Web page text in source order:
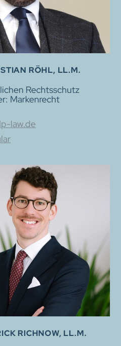
RÖHL, LL.M.
Rechtsschutz
Markenrecht
law.de
RICHNOW, LL.M.